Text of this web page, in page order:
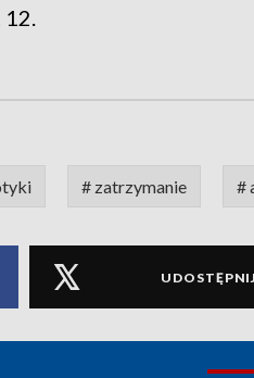
12.
# zatrzymanie #